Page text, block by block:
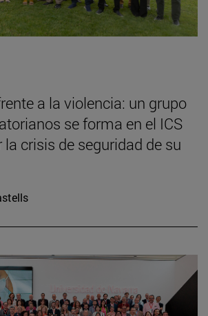
a la violencia: un grupo
se forma en el ICS
crisis de seguridad de su